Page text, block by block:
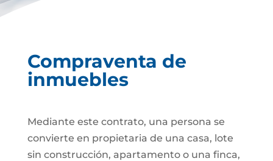
Compraventa de
inmuebles
Mediante este contrato, una persona se
convierte en propietaria de una casa, lote
sin construcción, apartamento o una finca,